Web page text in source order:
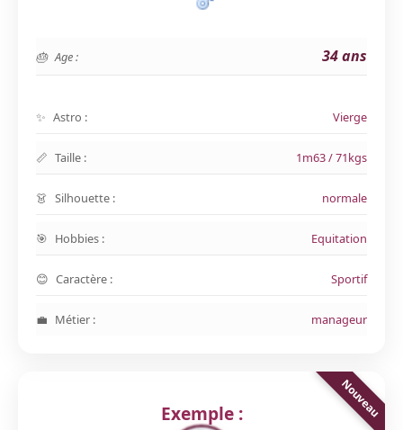
Age : 34 ans
Astro : Vierge
Taille : 1m63 / 71kgs
Silhouette : normale
Hobbies : Equitation
Caractère : Sportif
Métier : manageur
Exemple :